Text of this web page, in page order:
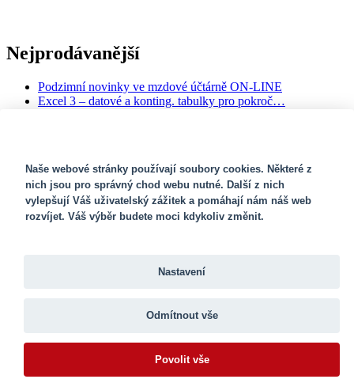
Nejprodávanější
Podzimní novinky ve mzdové účtárně ON-LINE
Excel 3 – datové a konting. tabulky pro pokroč…
Newsletter
Obchodní podmínky
Naše webové stránky používají soubory cookies. Některé z
nich jsou pro správný chod webu nutné. Další z nich
vylepšují Váš uživatelský zážitek a pomáhají nám náš web
rozvíjet. Váš výběr budete moci kdykoliv změnit.
Nastavení
Odmítnout vše
Povolit vše